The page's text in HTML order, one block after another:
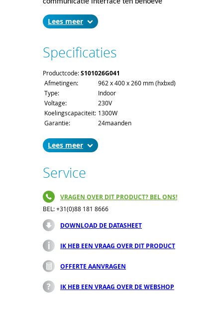
airconditioner te verbinden naar een
(USB, Ethernet) en protocollen
Modbus, TCP, Profibus, Ethernet/IP), is het
mogelijk de status, performance gegevens
en foutmeldingen van de koelunits overal
ter wereld beschikbaar te hebben. Tevens
zijn alle belangrijke parameters af te
lezen in het display.
De compacte
airconditioners zijn
verkrijgbaar in capaciteit van 300W tot
4000W, en bieden naast een
bovendien eenvoudige installatie en
onderhoud. Bovendien zijn ze vaak 1 op 1
airconditioners.
Meer weten? Neem contact met ons op of
kijk in onze webshop onder Spectracool
Slimfit.
Lees
Specificaties
Productcode:S101026G041
Afmetingen:
962 x 400 x 260 mm (hxbxd)
Type:
Indoor
Voltage:
230V
Koelingscapaciteit: 1300W
Garantie:
24maanden
Lees
Service
VRAGEN OVER DIT PRODUCT? BEL ONS!
BEL: +31(0)88 181 8666
DOWNLOAD DE DATASHEET
IK HEB EEN VRAAG OVER DIT PRODUCT
OFFERTE AANVRAGEN
IK HEB EEN VRAAG OVER DE WEBSHOP